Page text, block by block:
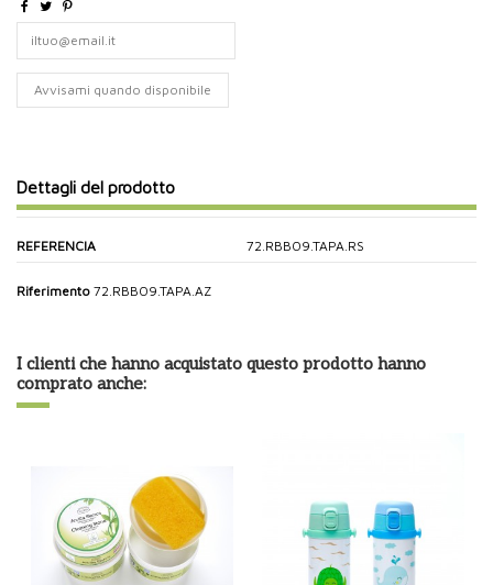
Dettagli del prodotto
REFERENCIA 72.RBBO9.TAPA.RS
Riferimento 72.RBBO9.TAPA.AZ
I clienti che hanno acquistato questo prodotto hanno
comprato anche: